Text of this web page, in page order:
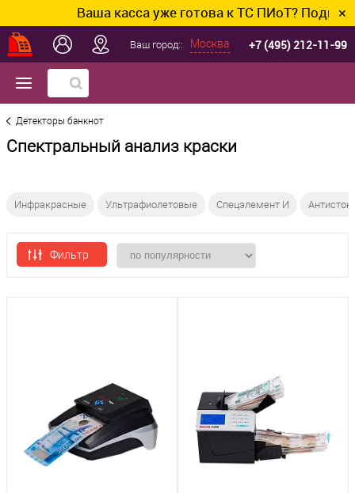
Ваша касса уже готова к ТС ПИоТ? Подключим
✕
Ваш город:: Москва +7 (495) 212-11-99
Детекторы банкнот
Спектральный анализ краски
Инфракрасные Ультрафиолетовые Спецэлемент И
Фильтр